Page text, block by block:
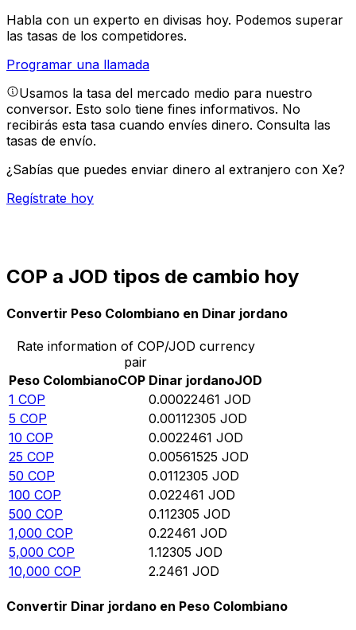
Habla con un experto en divisas hoy. Podemos superar
las tasas de los competidores.
Programar una llamada
Usamos la tasa del mercado medio para nuestro
conversor. Esto solo tiene fines informativos. No
recibirás esta tasa cuando envíes dinero. Consulta las
tasas de envío.
¿Sabías que puedes enviar dinero al extranjero con Xe?
Regístrate hoy
COP a JOD tipos de cambio hoy
Convertir Peso Colombiano en Dinar jordano
Rate information of COP/JOD currency
pair
Peso ColombianoCOP Dinar jordanoJOD
1 COP 0.00022461 JOD
5 COP 0.00112305 JOD
10 COP 0.0022461 JOD
25 COP 0.00561525 JOD
50 COP 0.0112305 JOD
100 COP 0.022461 JOD
500 COP 0.112305 JOD
1,000 COP 0.22461 JOD
5,000 COP 1.12305 JOD
10,000 COP 2.2461 JOD
Convertir Dinar jordano en Peso Colombiano